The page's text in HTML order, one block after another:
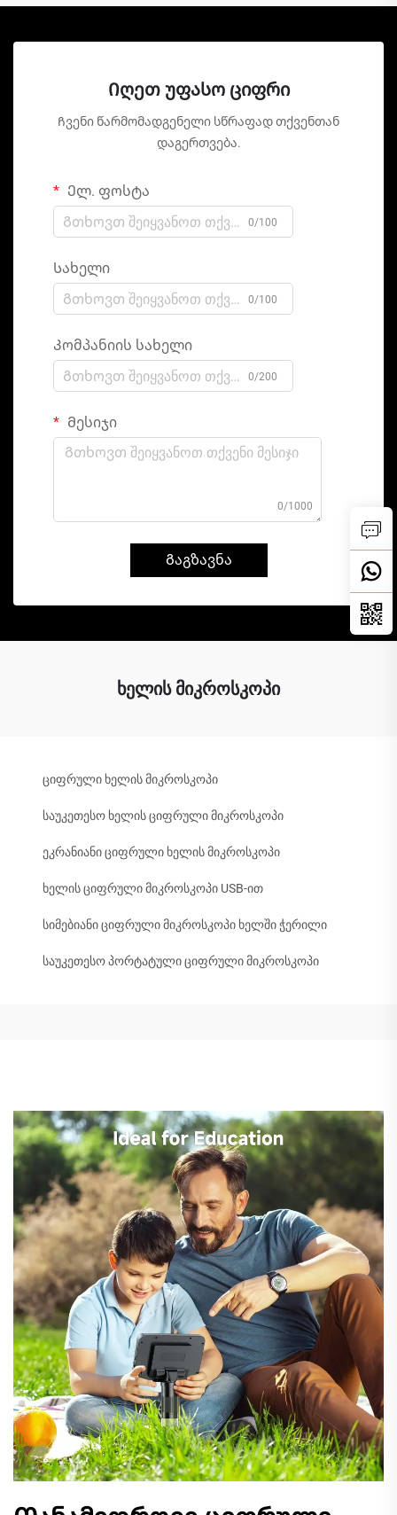
Იღეთ უფასო ციფრი
Ჩვენი წარმომადგენელი სწრაფად თქვენთან
დაგერთვება.
Ელ. ფოსტა
0/100
Სახელი
0/100
Კომპანიის სახელი
0/200
Მესიჯი
0/1000
Გაგზავნა
ხელის მიკროსკოპი
ციფრული ხელის მიკროსკოპი
საუკეთესო ხელის ციფრული მიკროსკოპი
ეკრანიანი ციფრული ხელის მიკროსკოპი
ხელის ციფრული მიკროსკოპი USB-ით
სიმებიანი ციფრული მიკროსკოპი ხელში ჭერილი
საუკეთესო პორტატული ციფრული მიკროსკოპი